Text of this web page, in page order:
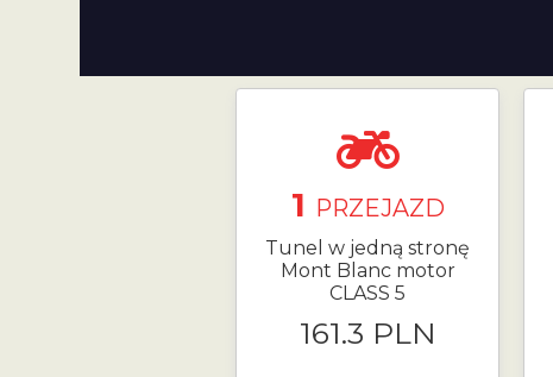
1 PRZEJAZD
Tunel w jedną stronę
Mont Blanc motor
CLASS 5
161.3 PLN